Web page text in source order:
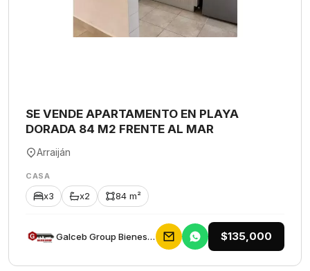
SE VENDE APARTAMENTO EN PLAYA
DORADA 84 M2 FRENTE AL MAR
Arraiján
CASA
x3 x2 84 m²
Galceb Group Bienes Raices $135,000